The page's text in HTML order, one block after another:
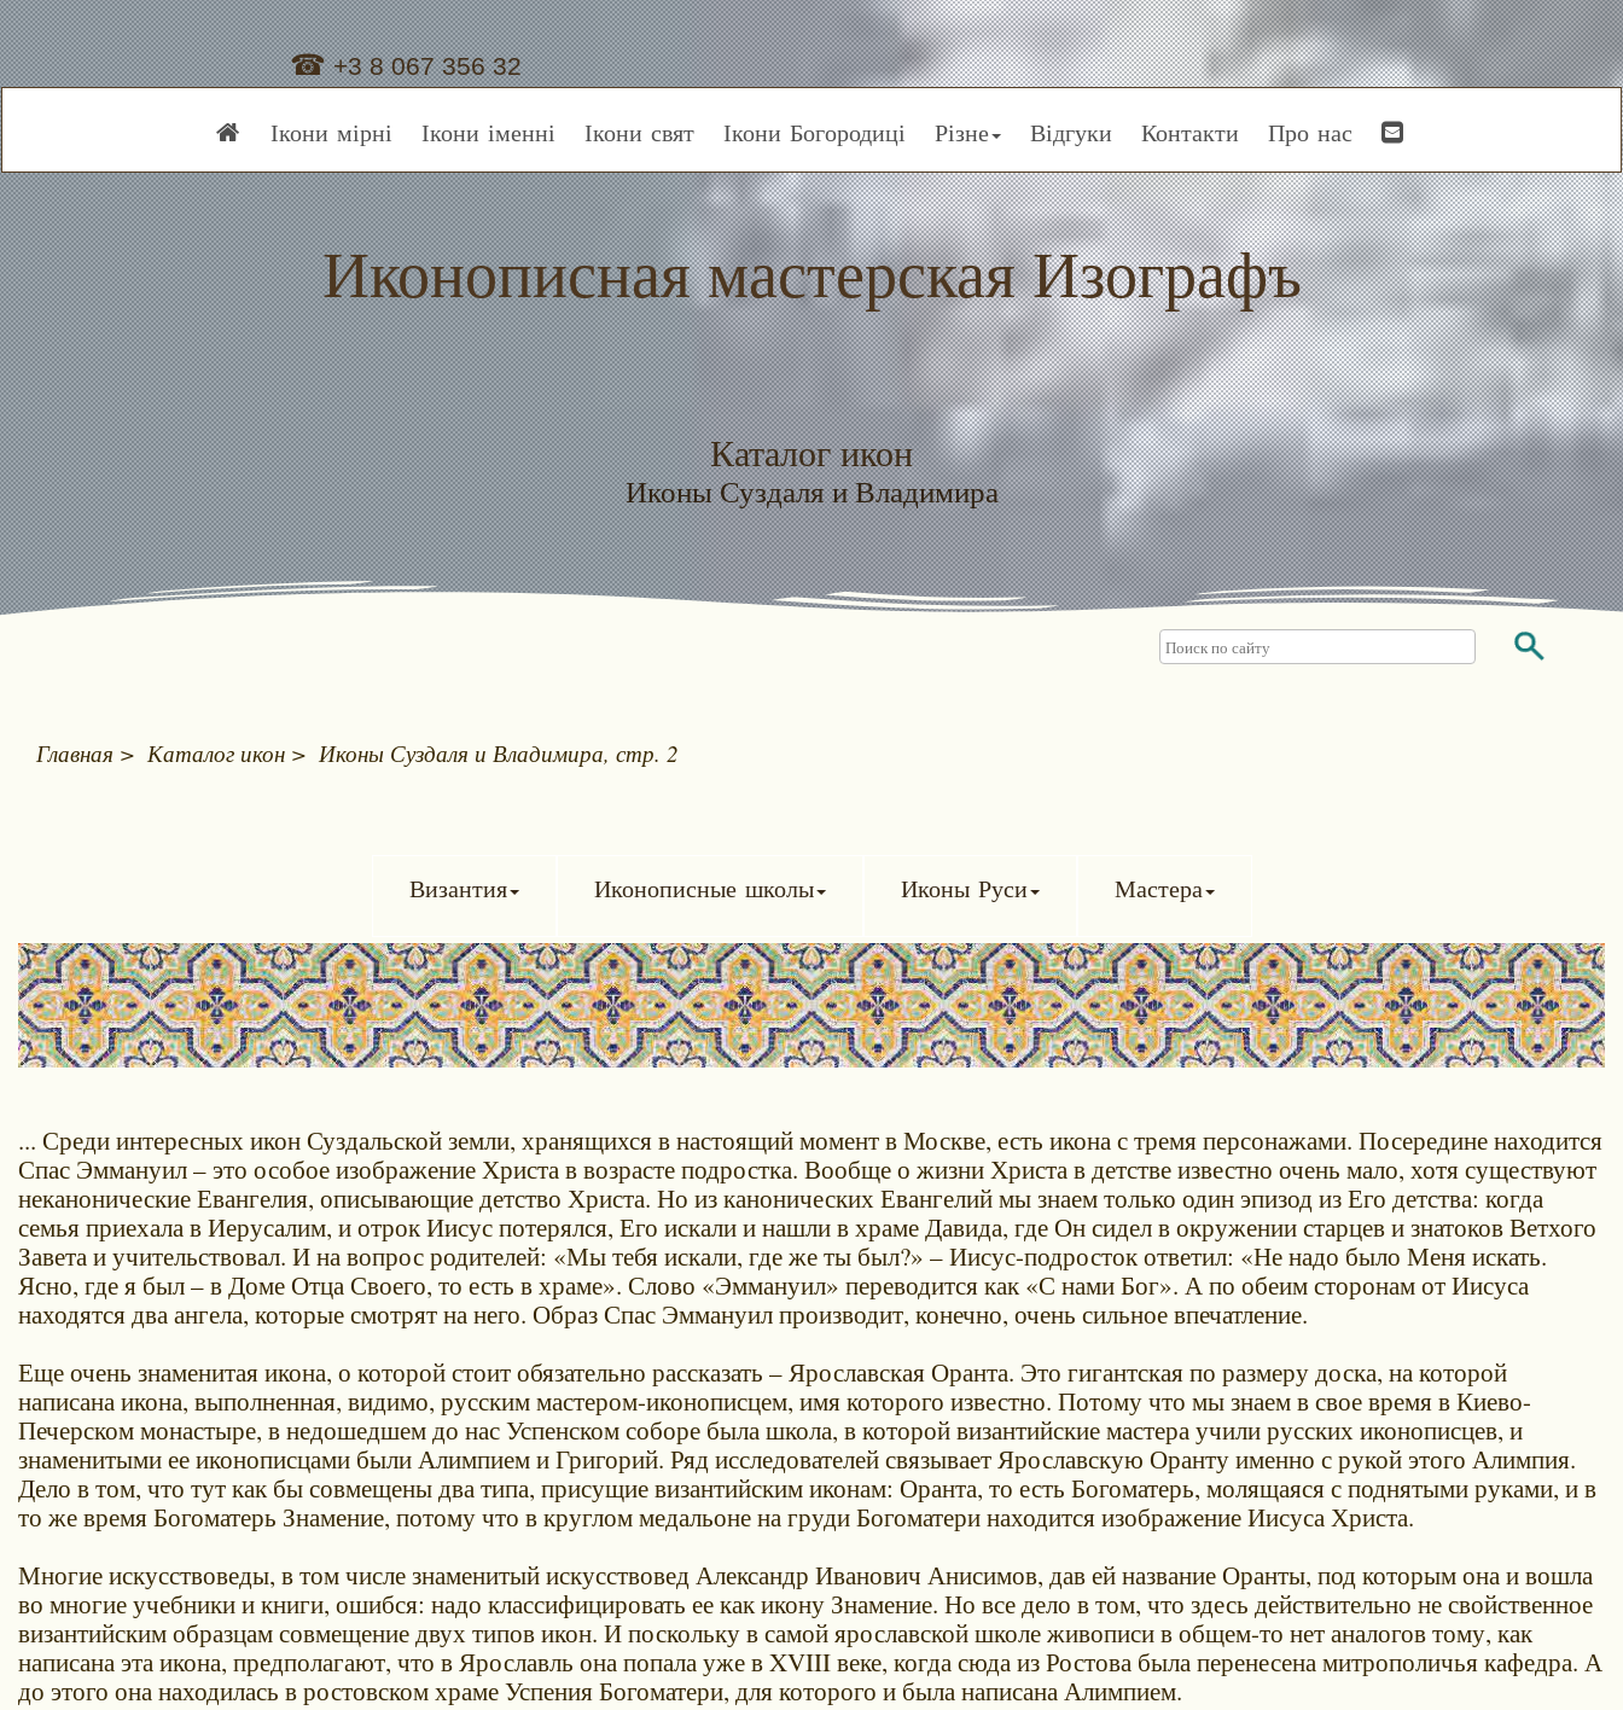
☎+3 8 067 356 32
59
Ікони мірні Ікони іменні Ікони свят Ікони Богородиці Різне Відгуки Контакти Про нас
Иконописная мастерская Изографъ
Каталог икон
Иконы Суздаля и Владимира
Главная Каталог икон Иконы Суздаля и Владимира, стр. 2
Византия Иконописные школы Иконы Руси Мастера
... Среди интересных икон Суздальской земли, хранящихся в настоящий момент в Москве, есть икона с тремя персонажами. Посередине находится
Спас Эммануил – это особое изображение Христа в возрасте подростка. Вообще о жизни Христа в детстве известно очень мало, хотя существуют
неканонические Евангелия, описывающие детство Христа. Но из канонических Евангелий мы знаем только один эпизод из Его детства: когда
семья приехала в Иерусалим, и отрок Иисус потерялся, Его искали и нашли в храме Давида, где Он сидел в окружении старцев и знатоков Ветхого
Завета и учительствовал. И на вопрос родителей: «Мы тебя искали, где же ты был?» – Иисус-подросток ответил: «Не надо было Меня искать.
Ясно, где я был – в Доме Отца Своего, то есть в храме». Слово «Эммануил» переводится как «С нами Бог». А по обеим сторонам от Иисуса
находятся два ангела, которые смотрят на него. Образ Спас Эммануил производит, конечно, очень сильное впечатление.
Еще очень знаменитая икона, о которой стоит обязательно рассказать – Ярославская Оранта. Это гигантская по размеру доска, на которой
написана икона, выполненная, видимо, русским мастером-иконописцем, имя которого известно. Потому что мы знаем в свое время в Киево-
Печерском монастыре, в недошедшем до нас Успенском соборе была школа, в которой византийские мастера учили русских иконописцев, и
знаменитыми ее иконописцами были Алимпием и Григорий. Ряд исследователей связывает Ярославскую Оранту именно с рукой этого Алимпия.
Дело в том, что тут как бы совмещены два типа, присущие византийским иконам: Оранта, то есть Богоматерь, молящаяся с поднятыми руками, и в
то же время Богоматерь Знамение, потому что в круглом медальоне на груди Богоматери находится изображение Иисуса Христа.
Многие искусствоведы, в том числе знаменитый искусствовед Александр Иванович Анисимов, дав ей название Оранты, под которым она и вошла
во многие учебники и книги, ошибся: надо классифицировать ее как икону Знамение. Но все дело в том, что здесь действительно не свойственное
византийским образцам совмещение двух типов икон. И поскольку в самой ярославской школе живописи в общем-то нет аналогов тому, как
написана эта икона, предполагают, что в Ярославль она попала уже в XVIII веке, когда сюда из Ростова была перенесена митрополичья кафедра. А
до этого она находилась в ростовском храме Успения Богоматери, для которого и была написана Алимпием.